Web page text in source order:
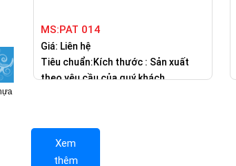
MS:PAT 014
Giá: Liên hệ
Tiêu chuẩn:Kích thước : Sản xuất
theo yêu cầu của quý khách
Xem
thêm